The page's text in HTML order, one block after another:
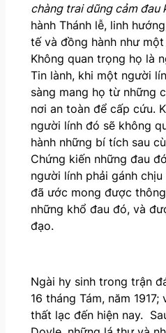
chàng trai dũng cảm đau
hành Thánh lễ, linh
tế và đồng hành như
Không quan trọng họ là
Tin lành, khi một người
sàng mang họ từ những
nơi an toàn để cấp cứu.
người lính đó sẽ không
hành những bí tích sau
Chứng kiến những đau
người lính phải gánh
đã ước mong được
những khổ đau đó, và
đạo.
Ngài hy sinh trong trận
16 tháng Tám, năm
thất lạc đến hiện nay.